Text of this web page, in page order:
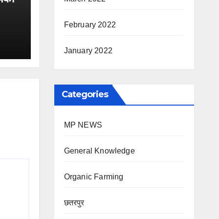
February 2022
January 2022
Categories
MP NEWS
General Knowledge
Organic Farming
छतरपुर